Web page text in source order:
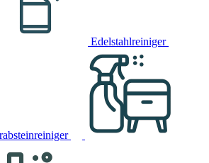
Edelstahlreiniger